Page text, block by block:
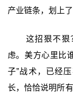
产业链条，划上了
这招狠不狠
虑。美方心里比
子”战术，已经
长，恰恰说明所